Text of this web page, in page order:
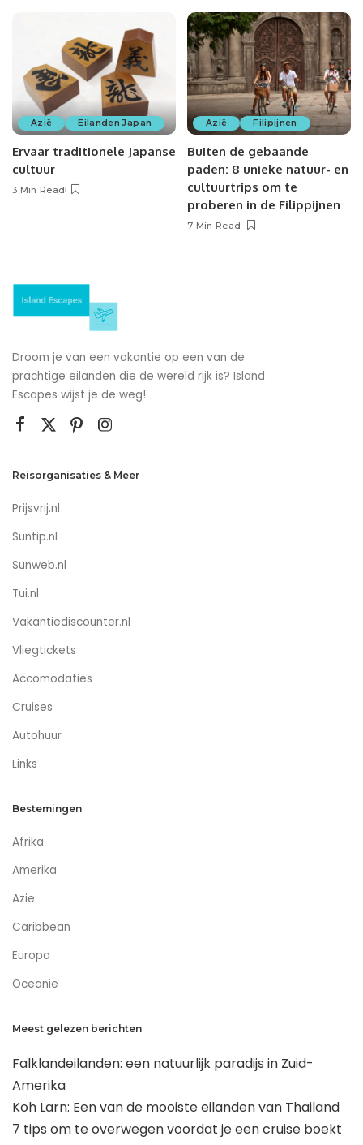
Azië Eilanden Japan
Ervaar traditionele Japanse
cultuur
3 Min Read
Azië Filipijnen
Buiten de gebaande
paden: 8 unieke natuur- en
cultuurtrips om te
proberen in de Filippijnen
7 Min Read
Droom je van een vakantie op een van de
prachtige eilanden die de wereld rijk is? Island
Escapes wijst je de weg!
Reisorganisaties & Meer
Prijsvrij.nl
Suntip.nl
Sunweb.nl
Tui.nl
Vakantiediscounter.nl
Vliegtickets
Accomodaties
Cruises
Autohuur
Links
Bestemingen
Afrika
Amerika
Azie
Caribbean
Europa
Oceanie
Meest gelezen berichten
Falklandeilanden: een natuurlijk paradijs in Zuid-
Amerika
Koh Larn: Een van de mooiste eilanden van Thailand
7 tips om te overwegen voordat je een cruise boekt